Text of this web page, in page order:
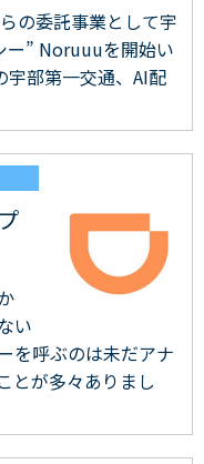
の委託事業として宇
ー” Noruuuを開始い
部第一交通、AI配
い
を呼ぶのは未だアナ
とが多々ありまし